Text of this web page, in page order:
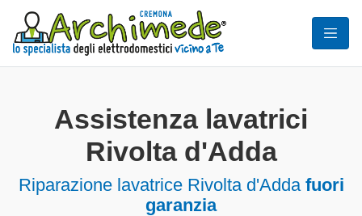
Assistenza lavatrici
Rivolta d'Adda
Riparazione lavatrice Rivolta d'Adda fuori
garanzia